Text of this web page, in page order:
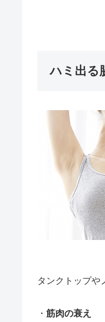
ハミ出る
タンクトップや
・ 筋肉の衰え